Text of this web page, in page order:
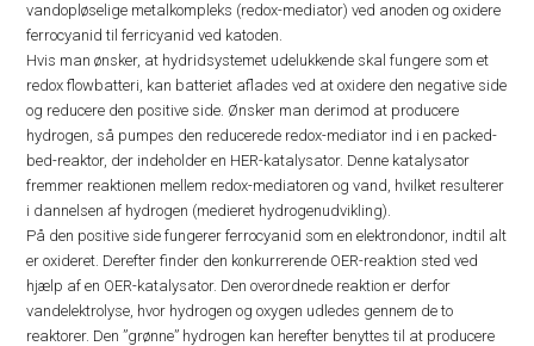
vandopløselige metalkompleks (redox-mediator) ved anoden og oxidere
ferrocyanid til ferricyanid ved katoden.
Hvis man ønsker, at hydridsystemet udelukkende skal fungere som et
redox flowbatteri, kan batteriet aflades ved at oxidere den negative side
og reducere den positive side. Ønsker man derimod at producere
hydrogen, så pumpes den reducerede redox-mediator ind i en packed-
bed-reaktor, der indeholder en HER-katalysator. Denne katalysator
fremmer reaktionen mellem redox-mediatoren og vand, hvilket resulterer
i dannelsen af hydrogen (medieret hydrogenudvikling).
På den positive side fungerer ferrocyanid som en elektrondonor, indtil alt
er oxideret. Derefter finder den konkurrerende OER-reaktion sted ved
hjælp af en OER-katalysator. Den overordnede reaktion er derfor
vandelektrolyse, hvor hydrogen og oxygen udledes gennem de to
reaktorer. Den ”grønne” hydrogen kan herefter benyttes til at producere